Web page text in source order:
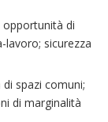
opportunità di
lavoro; sicurezza
di spazi comuni;
di marginalità